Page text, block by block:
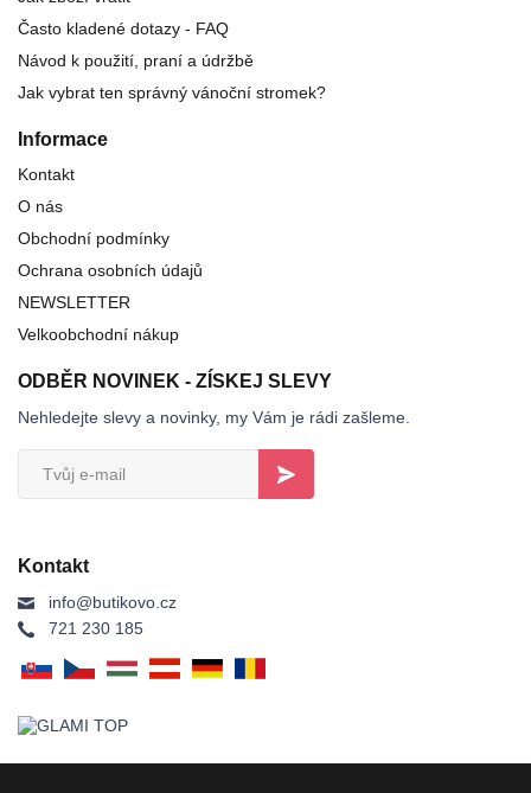
Často kladené dotazy - FAQ
Návod k použití, praní a údržbě
Jak vybrat ten správný vánoční stromek?
Informace
Kontakt
O nás
Obchodní podmínky
Ochrana osobních údajů
NEWSLETTER
Velkoobchodní nákup
ODBĚR NOVINEK - ZÍSKEJ SLEVY
Nehledejte slevy a novinky, my Vám je rádi zašleme.
Kontakt
info@butikovo.cz
721 230 185